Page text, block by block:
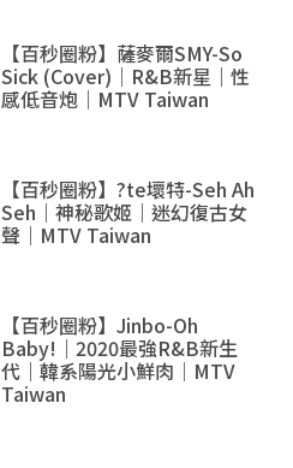
【百秒圈粉】薩麥爾SMY-So
Sick (Cover)｜R&B新星｜性
感低音炮｜MTV Taiwan
【百秒圈粉】?te壞特-Seh Ah
Seh｜神秘歌姬｜迷幻復古女
聲｜MTV Taiwan
【百秒圈粉】Jinbo-Oh
Baby!｜2020最強R&B新生
代｜韓系陽光小鮮肉｜MTV
Taiwan